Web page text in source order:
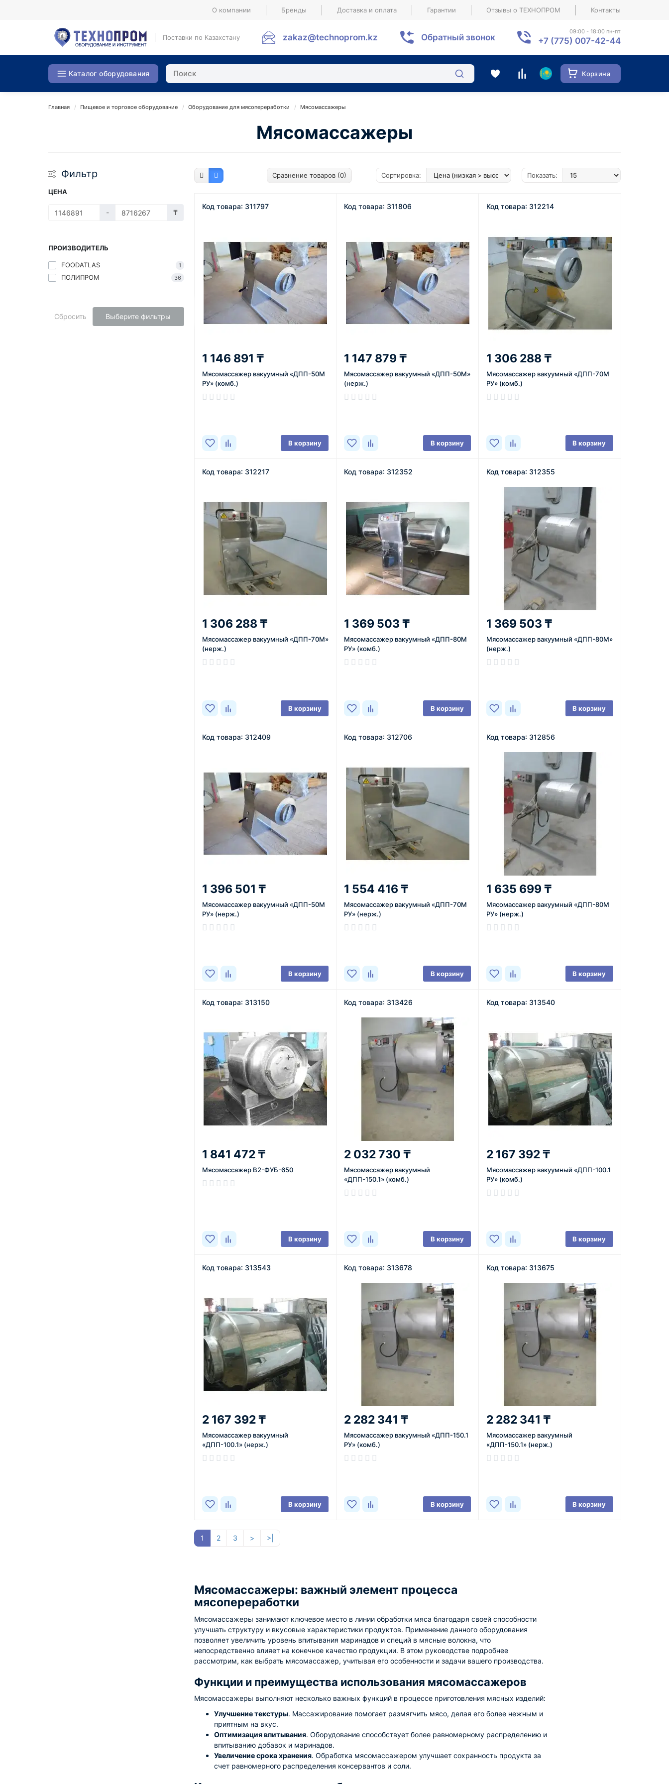
О компании Бренды Доставка и оплата Гарантии Отзывы о ТЕХНОПРОМ Контакты
Поставки по Казахстану zakaz@technoprom.kz Обратный звонок
09:00 - 18:00 пн-пт
+7 (775) 007-42-44
Каталог оборудования Корзина
Главная Пищевое и торговое оборудование Оборудование для мясопереработки Мясомассажеры
Мясомассажеры
Фильтр
ЦЕНА
- ₸
ПРОИЗВОДИТЕЛЬ
FOODATLAS 1
ПОЛИПРОМ 36
Сбросить Выберите фильтры
Сравнение товаров (0) Сортировка: Показать:
Код товара: 311797
1 146 891 ₸
Мясомассажер вакуумный «ДПП-50М
РУ» (комб.)
В корзину
Код товара: 311806
1 147 879 ₸
Мясомассажер вакуумный «ДПП-50М»
(нерж.)
В корзину
Код товара: 312214
1 306 288 ₸
Мясомассажер вакуумный «ДПП-70М
РУ» (комб.)
В корзину
Код товара: 312217
1 306 288 ₸
Мясомассажер вакуумный «ДПП-70М»
(нерж.)
В корзину
Код товара: 312352
1 369 503 ₸
Мясомассажер вакуумный «ДПП-80М
РУ» (комб.)
В корзину
Код товара: 312355
1 369 503 ₸
Мясомассажер вакуумный «ДПП-80М»
(нерж.)
В корзину
Код товара: 312409
1 396 501 ₸
Мясомассажер вакуумный «ДПП-50М
РУ» (нерж.)
В корзину
Код товара: 312706
1 554 416 ₸
Мясомассажер вакуумный «ДПП-70М
РУ» (нерж.)
В корзину
Код товара: 312856
1 635 699 ₸
Мясомассажер вакуумный «ДПП-80М
РУ» (нерж.)
В корзину
Код товара: 313150
1 841 472 ₸
Мясомассажер В2-ФУБ-650
В корзину
Код товара: 313426
2 032 730 ₸
Мясомассажер вакуумный
«ДПП-150.1» (комб.)
В корзину
Код товара: 313540
2 167 392 ₸
Мясомассажер вакуумный «ДПП-100.1
РУ» (комб.)
В корзину
Код товара: 313543
2 167 392 ₸
Мясомассажер вакуумный
«ДПП-100.1» (нерж.)
В корзину
Код товара: 313678
2 282 341 ₸
Мясомассажер вакуумный «ДПП-150.1
РУ» (комб.)
В корзину
Код товара: 313675
2 282 341 ₸
Мясомассажер вакуумный
«ДПП-150.1» (нерж.)
В корзину
1 2 3 > >|
Мясомассажеры: важный элемент процесса
мясопереработки
Мясомассажеры занимают ключевое место в линии обработки мяса благодаря своей способности
улучшать структуру и вкусовые характеристики продуктов. Применение данного оборудования
позволяет увеличить уровень впитывания маринадов и специй в мясные волокна, что
непосредственно влияет на конечное качество продукции. В этом руководстве подробнее
рассмотрим, как выбрать мясомассажер, учитывая его особенности и задачи вашего производства.
Функции и преимущества использования мясомассажеров
Мясомассажеры выполняют несколько важных функций в процессе приготовления мясных изделий:
Улучшение текстуры. Массажирование помогает размягчить мясо, делая его более нежным и
приятным на вкус.
Оптимизация впитывания. Оборудование способствует более равномерному распределению и
впитыванию добавок и маринадов.
Увеличение срока хранения. Обработка мясомассажером улучшает сохранность продукта за
счет равномерного распределения консервантов и соли.